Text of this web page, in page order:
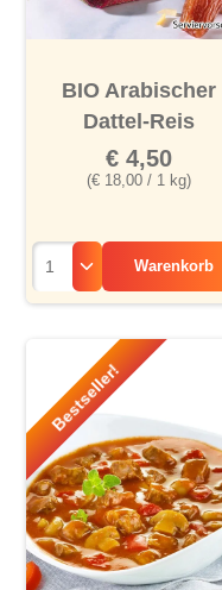
BIO Arabischer
Dattel-Reis
(€ 18,00 / 1 kg)
€ 4,50
Warenkorb
Bestseller!